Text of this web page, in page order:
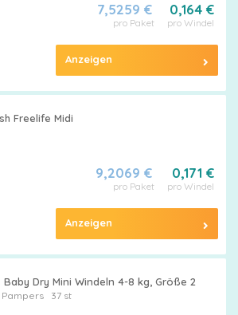
0,164 €
pro Windel
7,5259 €
pro Paket
Anzeigen
Freelife Midi
0,171 €
pro Windel
9,2069 €
pro Paket
Anzeigen
Baby Dry Mini Windeln 4-8 kg, Größe 2
Pampers37 st